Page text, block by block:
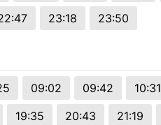
23:18 23:50
09:02 09:42 10:31
19:35 20:43 21:19